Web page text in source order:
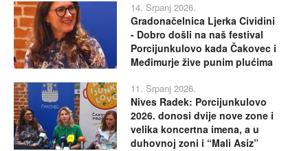
14. Srpanj 2026.
Gradonačelnica Ljerka Cividini
- Dobro došli na naš festival
Porcijunkulovo kada Čakovec i
Međimurje žive punim plućima
11. Srpanj 2026.
Nives Radek: Porcijunkulovo
2026. donosi dvije nove zone i
velika koncertna imena, a u
duhovnoj zoni i “Mali Asiz”